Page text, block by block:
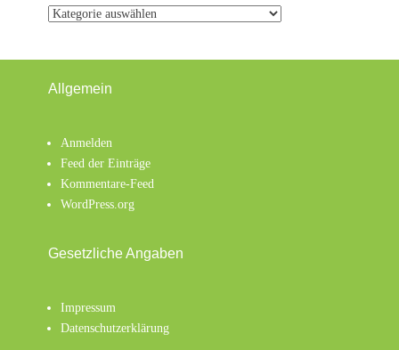
Kategorien
Allgemein
Anmelden
Feed der Einträge
Kommentare-Feed
WordPress.org
Gesetzliche Angaben
Impressum
Datenschutzerklärung